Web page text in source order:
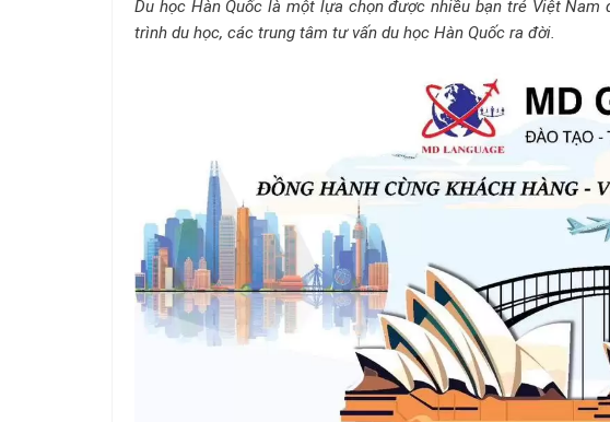
Du học Hàn Quốc là một lựa chọn được nhiều bạn trẻ Việt
trình du học, các trung tâm tư vấn du học Hàn Quốc ra đời.